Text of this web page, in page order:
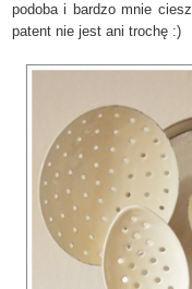
podoba i bardzo mnie
patent nie jest ani trochę :)